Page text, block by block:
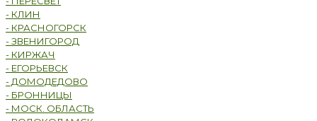
- КЛИН
- КРАСНОГОРСК
- ЗВЕНИГОРОД
- КИРЖАЧ
- ЕГОРЬЕВСК
- ДОМОДЕДОВО
- БРОННИЦЫ
- МОСК. ОБЛАСТЬ